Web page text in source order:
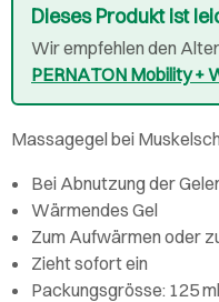
Dieses Produkt ist
Wir empfehlen den
PERNATON Mobility +
Massagegel bei
Bei Abnutzung der
Wärmendes Gel
Zum Aufwärmen oder
Zieht sofort ein
Packungsgrösse: 125 ml